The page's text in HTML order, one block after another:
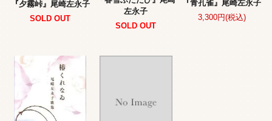
『夕霧峠』尾崎左永子
SOLD OUT
左永子
SOLD OUT
『青孔雀』尾崎左永子
3,300円(税込)